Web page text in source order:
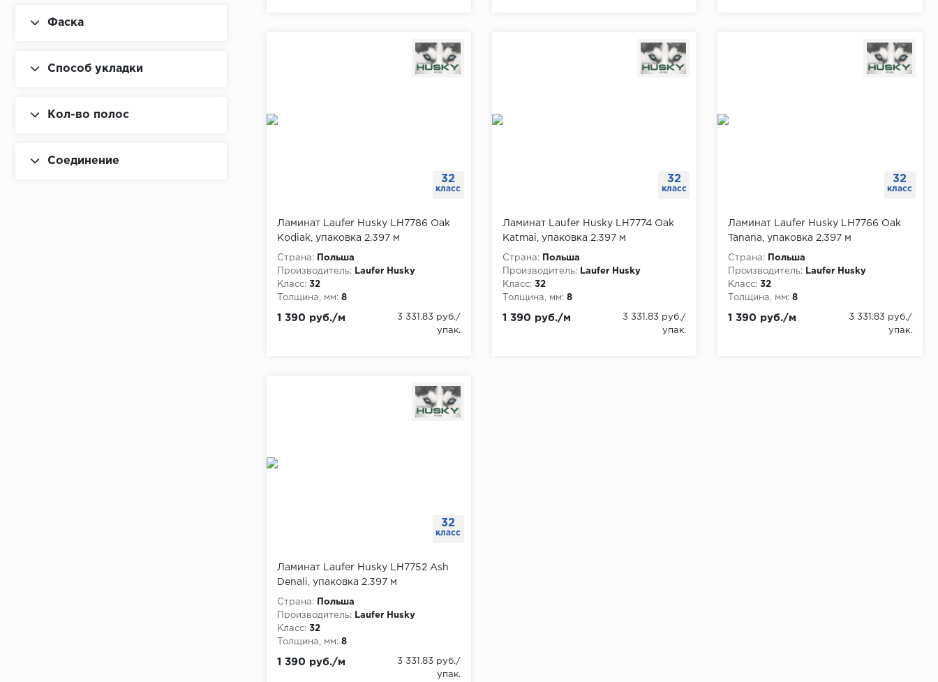
Фаска
Способ укладки
Кол-во полос
Соединение
32
класс
Ламинат Laufer Husky LH7786 Oak
Kodiak, упаковка 2.397 м
Страна:
Польша
Производитель:
Laufer Husky
Класс: 32
Толщина, мм: 8
1 390 руб./м
3 331.83 руб./
упак.
32
класс
Ламинат Laufer Husky LH7774 Oak
Katmai, упаковка 2.397 м
Страна:
Польша
Производитель:
Laufer Husky
Класс: 32
Толщина, мм: 8
1 390 руб./м
3 331.83 руб./
упак.
32
класс
Ламинат Laufer Husky LH7766 Oak
Tanana, упаковка 2.397 м
Страна:
Польша
Производитель:
Laufer Husky
Класс: 32
Толщина, мм: 8
1 390 руб./м
3 331.83 руб./
упак.
32
класс
Ламинат Laufer Husky LH7752 Ash
Denali, упаковка 2.397 м
Страна:
Польша
Производитель:
Laufer Husky
Класс: 32
Толщина, мм: 8
1 390 руб./м
3 331.83 руб./
упак.